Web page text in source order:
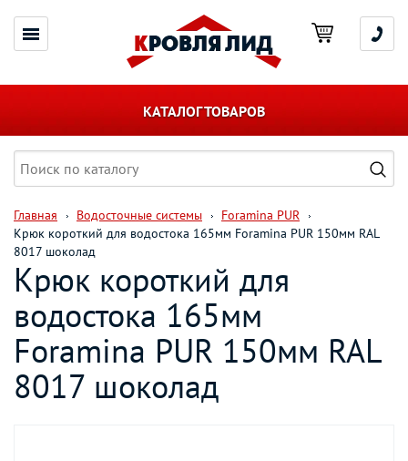
КАТАЛОГ ТОВАРОВ
Главная Водосточные системы
Foramina PUR
Крюк короткий для водостока 165мм Foramina PUR 150мм RAL
8017 шоколад
Крюк короткий для
водостока 165мм
Foramina PUR 150мм RAL
8017 шоколад